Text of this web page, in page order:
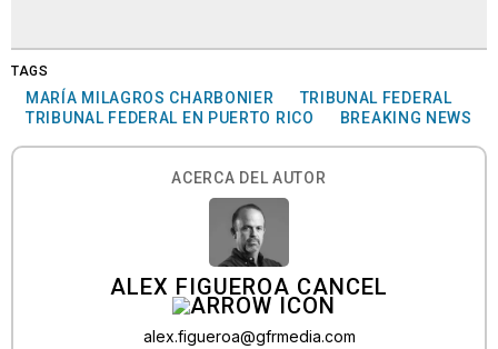
TAGS
MARÍA MILAGROS CHARBONIER
TRIBUNAL FEDERAL
TRIBUNAL FEDERAL EN PUERTO RICO
BREAKING NEWS
ACERCA DEL AUTOR
ALEX FIGUEROA CANCEL
alex.figueroa@gfrmedia.com